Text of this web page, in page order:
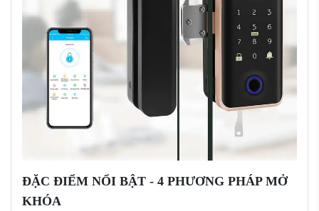
ĐẶC ĐIỂM NỔI BẬT - 4 PHƯƠNG PHÁP MỞ
KHÓA